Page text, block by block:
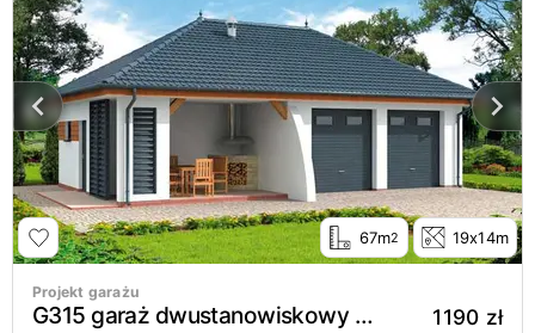
67m2 19x14m
Projekt garażu
G315 garaż dwustanowiskowy z pomieszczeniem gospodarczym i altaną 1190 zł